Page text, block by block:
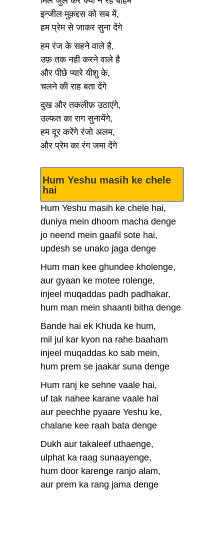
इन्जील मुक़द्दस को सब में,
हम प्रेम से जाकर सुना देंगे
हम रंज के सहने वाले है,
उफ़ तक नही करने वाले है
और पीछे प्यारे यीशु के,
चलने की राह बता देंगे
दुख और तकलीफ़ उठाएंगे,
उल्फत का राग सुनायेंगे,
हम दूर करेंगे रंजो अलम,
और प्रेम का रंग जमा देंगे
Hum Yeshu masih ke chele
hai
Hum Yeshu masih ke chele hai,
duniya mein dhoom macha denge
jo neend mein gaafil sote hai,
updesh se unako jaga denge
Hum man kee ghundee kholenge,
aur gyaan ke motee rolenge,
injeel muqaddas padh padhakar,
hum man mein shaanti bitha denge
Bande hai ek Khuda ke hum,
mil jul kar kyon na rahe baaham
injeel muqaddas ko sab mein,
hum prem se jaakar suna denge
Hum ranj ke sehne vaale hai,
uf tak nahee karane vaale hai
aur peechhe pyaare Yeshu ke,
chalane kee raah bata denge
Dukh aur takaleef uthaenge,
ulphat ka raag sunaayenge,
hum door karenge ranjo alam,
aur prem ka rang jama denge